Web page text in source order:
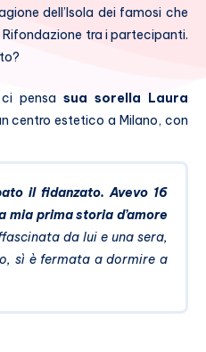
dell’Isola dei famosi che
tra i partecipanti.
pensa sua sorella Laura
centro estetico a Milano, con
il fidanzato. Avevo 16
mia prima storia d’amore
da lui e una sera,
sì è fermata a dormire a